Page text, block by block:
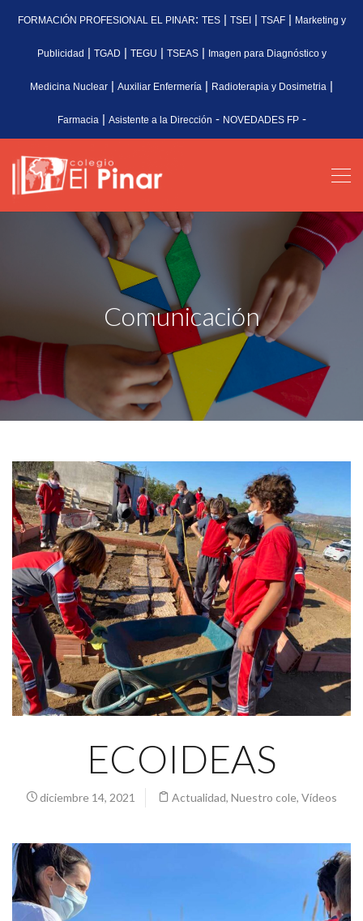
FORMACIÓN PROFESIONAL EL PINAR: TES| TSEI| TSAF| Marketing y
Publicidad | TGAD | TEGU | TSEAS| Imagen para Diagnóstico y
Medicina Nuclear | Auxiliar Enfermería | Radioterapia y Dosimetria |
Farmacia | Asistente a la Dirección - NOVEDADES FP-
Comunicación
ECOIDEAS
diciembre 14, 2021 Actualidad, Nuestro cole, Vídeos